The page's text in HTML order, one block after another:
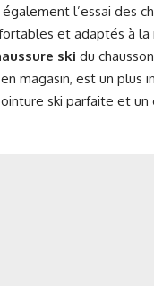
l’essai des
et adaptés à la
ski du
magasin, est un plus
ski parfaite et un